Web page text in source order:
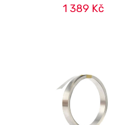
1 389 Kč